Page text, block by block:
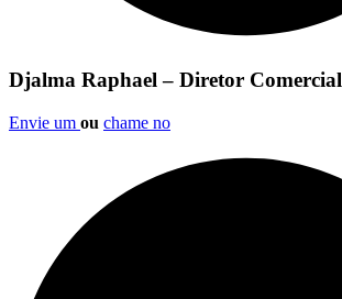
Djalma Raphael – Diretor Comercial
Envie um ou chame no